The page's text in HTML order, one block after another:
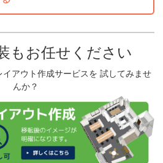
もお任せください
アウト作成サービスを 試してみませ
んか？